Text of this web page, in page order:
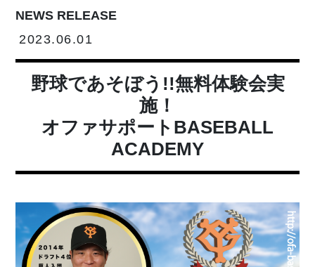
NEWS RELEASE
2023.06.01
野球であそぼう!!無料体験会実
施！
オファサポートBASEBALL
ACADEMY